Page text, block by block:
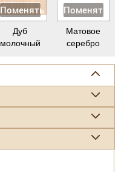
Поменять
Дуб
молочный
Поменять
Матовое
серебро